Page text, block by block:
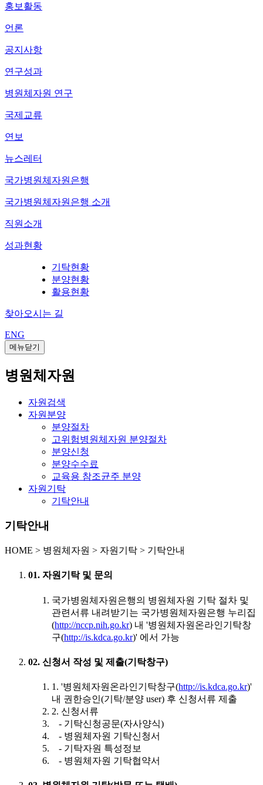
홍보활동
언론
공지사항
연구성과
병원체자원 연구
국제교류
연보
뉴스레터
국가병원체자원은행
국가병원체자원은행 소개
직원소개
성과현황
기탁현황
분양현황
활용현황
찾아오시는 길
ENG
메뉴닫기
병원체자원
자원검색
자원분양
분양절차
고위험병원체자원 분양절차
분양신청
분양수수료
교육용 참조균주 분양
자원기탁
기탁안내
기탁안내
HOME > 병원체자원 > 자원기탁 > 기탁안내
01. 자원기탁 및 문의
국가병원체자원은행의 병원체자원 기탁 절차 및
관련서류 내려받기는 국가병원체자원은행 누리집
(http://nccp.nih.go.kr) 내 '병원체자원온라인기탁창
구(http://is.kdca.go.kr)' 에서 가능
02. 신청서 작성 및 제출(기탁창구)
1. '병원체자원온라인기탁창구(http://is.kdca.go.kr)'
내 권한승인(기탁/분양 user) 후 신청서류 제출
2. 신청서류
- 기탁신청공문(자사양식)
- 병원체자원 기탁신청서
- 기탁자원 특성정보
- 병원체자원 기탁협약서